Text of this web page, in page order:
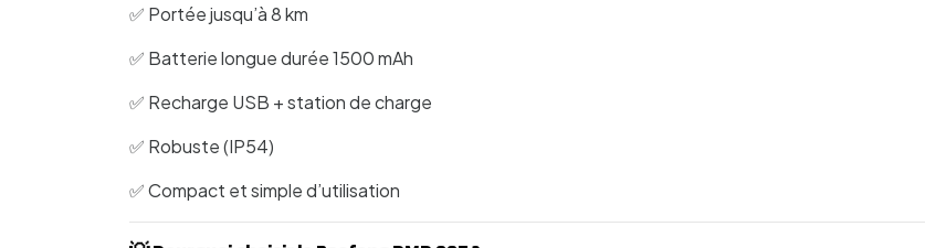
✅ Portée jusqu’à 8 km
✅ Batterie longue durée 1500 mAh
✅ Recharge USB + station de charge
✅ Robuste (IP54)
✅ Compact et simple d’utilisation